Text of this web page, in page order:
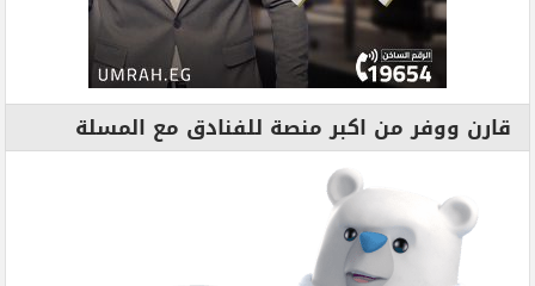
قارن ووفر من اكبر منصة للفنادق مع المسلة